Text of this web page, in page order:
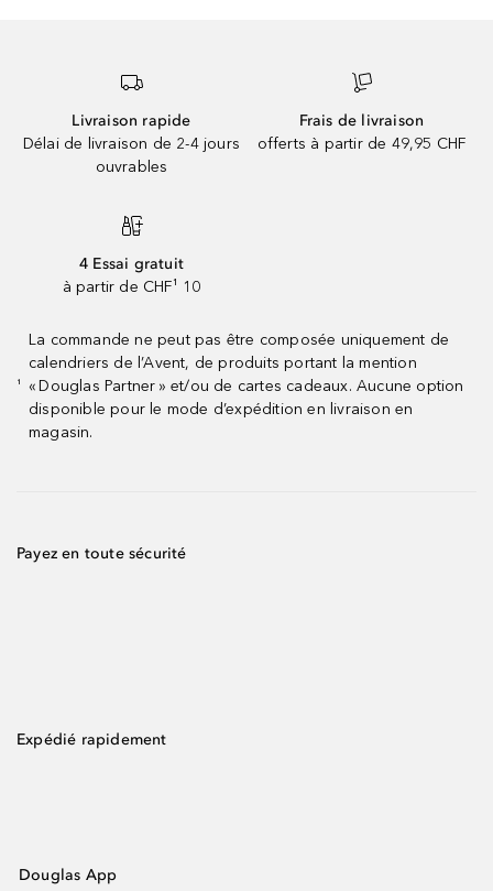
Livraison rapide
Délai de livraison de 2-4 jours
ouvrables
Frais de livraison
offerts à partir de 49,95 CHF
4 Essai gratuit
à partir de CHF¹ 10
¹
La commande ne peut pas être composée uniquement de
calendriers de l’Avent, de produits portant la mention
« Douglas Partner » et/ou de cartes cadeaux. Aucune option
disponible pour le mode d’expédition en livraison en
magasin.
Payez en toute sécurité
Expédié rapidement
Douglas App